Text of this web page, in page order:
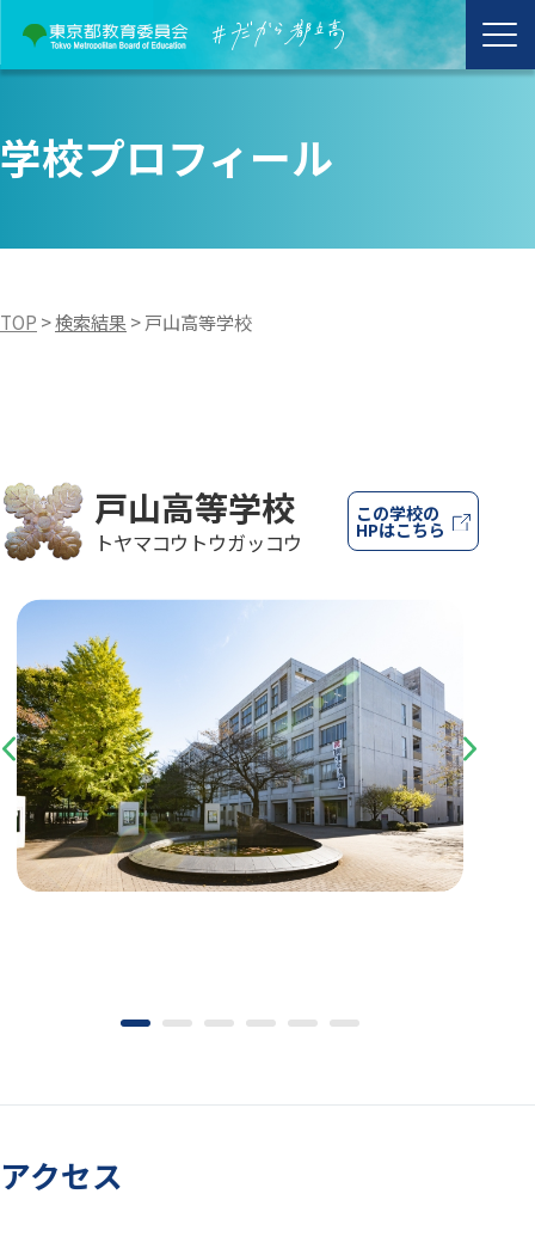
学校プロフィール
TOP >検索結果 >戸山高等学校
戸山高等学校
トヤマコウトウガッコウ
この学校の
HPはこちら
Previous Next
アクセス